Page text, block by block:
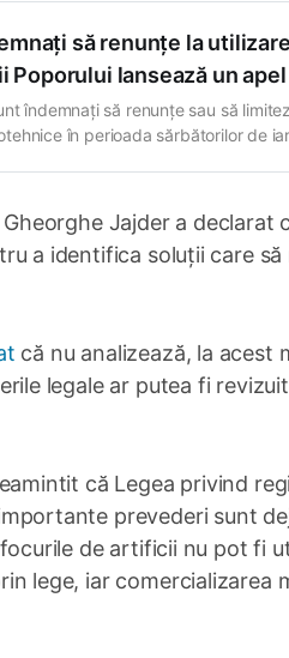
să renunțe la
Poporului lansează un
îndemnați să renunțe sau să
în perioada sărbătorilor de
poluare masivă,
Jajder a declarat
a identifica soluții care să
că nu analizează, la acest
legale ar putea fi
că Legea privind
prevederi sunt
de artificii nu pot fi
lege, iar comercializarea